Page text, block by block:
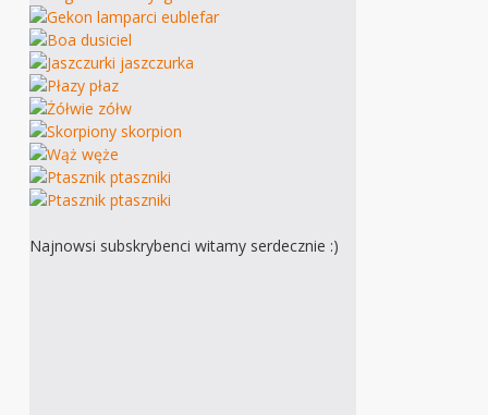
Najnowsi subskrybenci witamy serdecznie :)